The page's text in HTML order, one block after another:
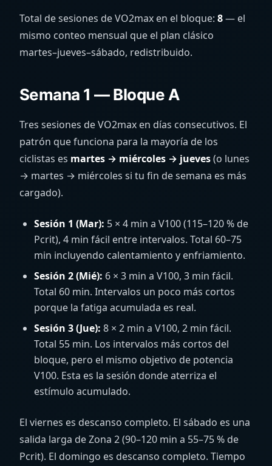
Total de sesiones de VO2max en el bloque: 8— el
mismo conteo mensual que el plan clásico
martes–jueves–sábado, redistribuido.
Semana 1 — Bloque A
Tres sesiones de VO2max en días consecutivos. El
patrón que funciona para la mayoría de los
ciclistas es martes → miércoles → jueves(o lunes
→ martes → miércoles si tu fin de semana es más
cargado).
Sesión 1 (Mar): 5 × 4 min a V100 (115–120 % de
Pcrit), 4 min fácil entre intervalos. Total 60–75
min incluyendo calentamiento y enfriamiento.
Sesión 2 (Mié): 6 × 3 min a V100, 3 min fácil.
Total 60 min. Intervalos un poco más cortos
porque la fatiga acumulada es real.
Sesión 3 (Jue): 8 × 2 min a V100, 2 min fácil.
Total 55 min. Los intervalos más cortos del
bloque, pero el mismo objetivo de potencia
V100. Esta es la sesión donde aterriza el
estímulo acumulado.
El viernes es descanso completo. El sábado es una
salida larga de Zona 2 (90–120 min a 55–75 % de
Pcrit). El domingo es descanso completo. Tiempo